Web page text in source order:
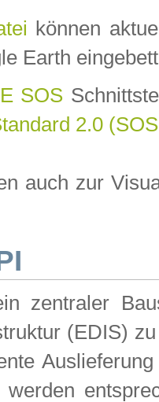
können
Earth
SOS
2.0
auch zur
zentraler
(EDIS)